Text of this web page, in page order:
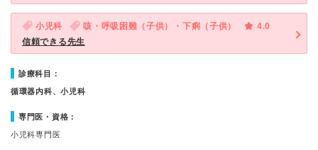
小児科 咳・呼吸困難（子供）・下痢（子供）
4.0
信頼できる先生
診療科目：
循環器内科、小児科
専門医・資格：
小児科専門医